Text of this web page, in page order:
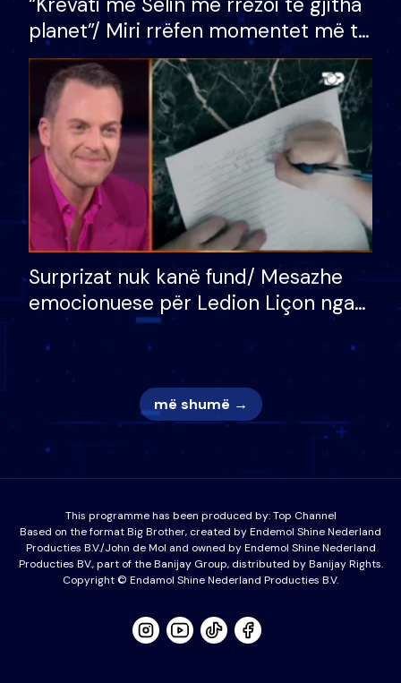
“Krevati me Selin më rrëzoi të gjitha
planet”/ Miri rrëfen momentet më të
bukura në shtëpinë e BB VIP: Do më
mungojë zilja e mëngjesit kur…
Surprizat nuk kanë fund/ Mesazhe
emocionuese për Ledion Liçon nga
nëna dhe fëmijët e tij, moderatori
nuk i mban dot lotët: Nuk meritoj…
më shumë →
This programme has been produced by:Top Channel
Based on the format Big Brother, created by Endemol Shine Nederland
Producties B.V./John de Mol and owned by Endemol Shine Nederland
Producties BV., part of the Banijay Group, distributed by Banijay Rights.
Copyright © Endamol Shine Nederland Producties B.V.